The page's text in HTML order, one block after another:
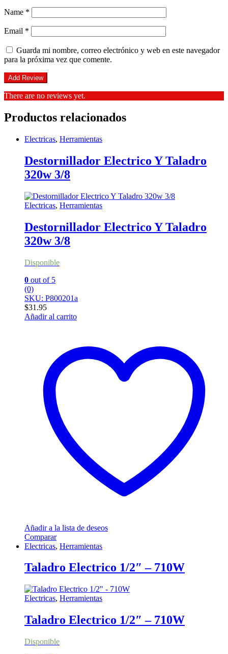
Name *
Email *
Guarda mi nombre, correo electrónico y web en este navegador
para la próxima vez que comente.
There are no reviews yet.
Productos relacionados
Electricas, Herramientas
Destornillador Electrico Y Taladro
320w 3/8
Electricas, Herramientas
Destornillador Electrico Y Taladro
320w 3/8
Disponible
0 out of 5
(0)
SKU: P800201a
$31.95
Añadir al carrito
Añadir a la lista de deseos
Comparar
Electricas, Herramientas
Taladro Electrico 1/2″ – 710W
Electricas, Herramientas
Taladro Electrico 1/2″ – 710W
Disponible